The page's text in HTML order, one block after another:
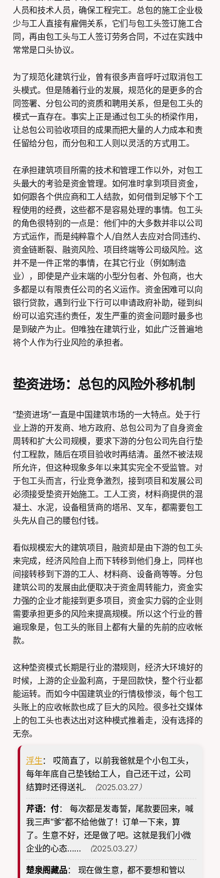
人员和技术人员，确保工程完工。总包的施工企业极
少与工人直接有雇佣关系，它们与包工头签订施工合
同，再由包工头与工人签订劳务合同，不过在实践中
常常是口头协议。
为了规范化建筑行业，曾有很多声音呼吁过取消包工
头模式。但是随着行业的发展，规范化的是更多的合
同签署、分包公司的资质和聘用关系，但是包工头的
模式一直存在。事实上正是通过包工头的桥梁作用，
让总包公司验收项目的成果而把大量的人力成本和责
任留给分包，而分包和工人则以灵活的方式用工。
在承担建筑项目所需的技术和管理工作以外，对包工
头最大的考验是资金管理。如何准时拿到项目资金，
如何跟各个供应商和工人结款，如何借到足够下个工
程使用的经费，这些都不是容易处理的事情。包工头
的角色很特别的一点是：他们中的大多数并非以公司
方式运作，而是纯粹靠个人/自然人去应对合同违约、
资金链断裂、融资风险、项目终端等公司级风险。这
并不是一件正常的事情，在其它行业（例如制造
业），即使是产业末端的小型分包者、外包商，也大
多都是以有限责任公司的名义运作。资金困难可以向
银行贷款，遇到行业下行可以申请政府补助，碰到纠
纷可以追究违约责任，发生严重的资金问题时最多也
是到破产为止。但唯独在建筑行业，如此广泛普遍地
将个人作为行业风险的承担者。
垫资进场：总包的风险外移机制
“垫资进场”一直是中国建筑市场的一大特点。处于行
业上游的开发商、地方政府、总包公司为了自身资金
周转和扩大公司规模，要求下游的分包公司先自行垫
付工程款，随后在项目验收时再结清。虽然不被法规
所允许，但这种现象多年以来其实完全不受监管。对
于包工头而言，行业竞争激烈，接到项目和发展公司
必须接受垫资开始施工。工人工资，材料商提供的混
凝土、水泥，设备租赁商的塔吊、叉车，都需要包工
头先从自己的腰包付钱。
看似规模宏大的建筑项目，融资却是由下游的包工头
来完成，经济风险自上而下转移到他们身上，同样也
间接转移到下游的工人、材料商、设备商等等。分包
建筑公司的发展由此便取决于资金周转能力，资金实
力强的企业才能接到更多项目，资金实力弱的企业则
需要承担更多的风险来提高规模。所以这个行业的普
遍现象是，包工头的账目上都有大量的先前的应收帐
款。
这种垫资模式长期是行业的潜规则，经济大环境好的
时候，上游的企业盈利高，于是回款快，整个行业都
能运转。而如今中国建筑业的行情极惨淡，每个包工
头账上的应收帐款也成了巨大的风险。很多社交媒体
上的包工头也表达出对这种模式推着走，没有选择的
无奈。
浮生： 哎简直了，以前我爸就是个小包工头，
每年年底自己垫钱给工人，自己还干过，公司
结算时还得送礼.
（2025.03.27）
芹语：付： 每次都是发毒誓，尾款要回来，喊
我三声“爹”都不给他做了！订单一下来，算
了。生意不好，还是做了吧。这就是我们小微
企业的心态……
（2025.03.27）
楚泉阁藏品： 现在做生意，都不要想和管以